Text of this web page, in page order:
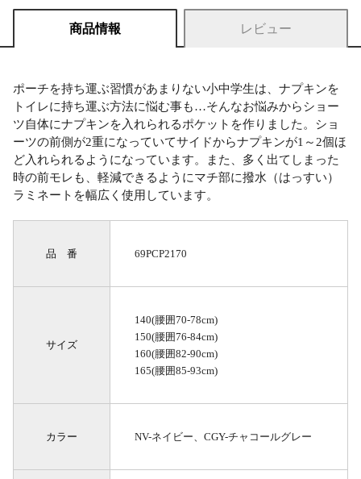
商品情報 レビュー
ポーチを持ち運ぶ習慣があまりない小中学生は、ナプキンを
トイレに持ち運ぶ方法に悩む事も…そんなお悩みからショー
ツ自体にナプキンを入れられるポケットを作りました。ショ
ーツの前側が2重になっていてサイドからナプキンが1～2個ほ
ど入れられるようになっています。また、多く出てしまった
時の前モレも、軽減できるようにマチ部に撥水（はっすい）
ラミネートを幅広く使用しています。
品 番 69PCP2170
サイズ
140(腰囲70-78cm)
150(腰囲76-84cm)
160(腰囲82-90cm)
165(腰囲85-93cm)
カラー NV-ネイビー、CGY-チャコールグレー